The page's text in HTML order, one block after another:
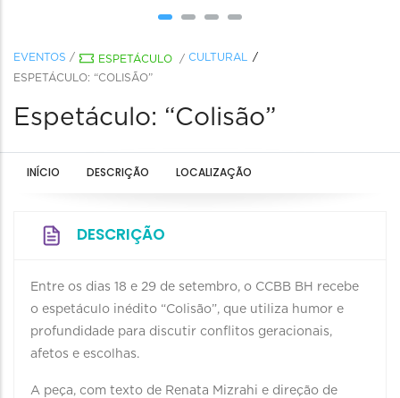
EVENTOS / ESPETÁCULO / CULTURAL
ESPETÁCULO: “COLISÃO”
Espetáculo: “Colisão”
INÍCIO DESCRIÇÃO LOCALIZAÇÃO
DESCRIÇÃO
Entre os dias 18 e 29 de setembro, o CCBB BH recebe
o espetáculo inédito “Colisão”, que utiliza humor e
profundidade para discutir conflitos geracionais,
afetos e escolhas.
A peça, com texto de Renata Mizrahi e direção de